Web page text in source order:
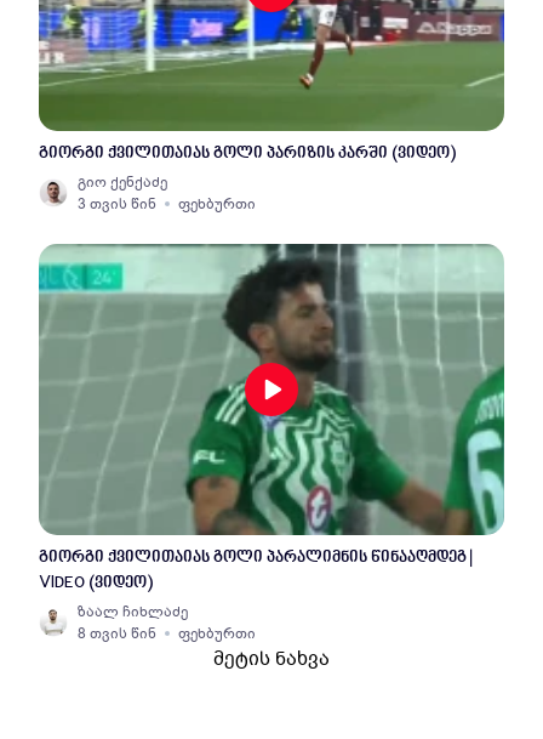
გიორგი ქვილითაიას გოლი პარიზის კარში (ვიდეო)
გიო ქენქაძე
3 თვის წინ
ფეხბურთი
გიორგი ქვილითაიას გოლი პარალიმნის წინააღმდეგ |
VIDEO (ვიდეო)
ზაალ ჩიხლაძე
8 თვის წინ
ფეხბურთი
მეტის ნახვა